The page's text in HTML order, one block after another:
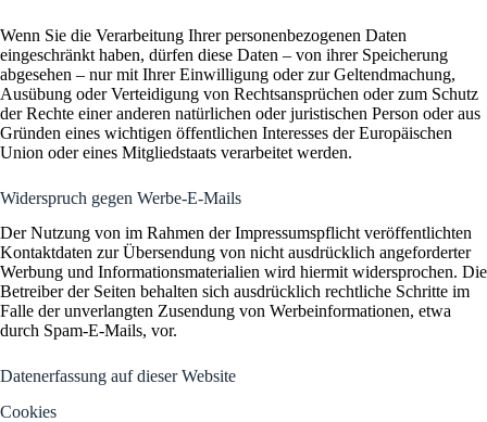
Wenn Sie die Verarbeitung Ihrer personenbezogenen Daten
eingeschränkt haben, dürfen diese Daten – von ihrer Speicherung
abgesehen – nur mit Ihrer Einwilligung oder zur Geltendmachung,
Ausübung oder Verteidigung von Rechtsansprüchen oder zum Schutz
der Rechte einer anderen natürlichen oder juristischen Person oder aus
Gründen eines wichtigen öffentlichen Interesses der Europäischen
Union oder eines Mitgliedstaats verarbeitet werden.
Widerspruch gegen Werbe-E-Mails
Der Nutzung von im Rahmen der Impressumspflicht veröffentlichten
Kontaktdaten zur Übersendung von nicht ausdrücklich angeforderter
Werbung und Informationsmaterialien wird hiermit widersprochen. Die
Betreiber der Seiten behalten sich ausdrücklich rechtliche Schritte im
Falle der unverlangten Zusendung von Werbeinformationen, etwa
durch Spam-E-Mails, vor.
Datenerfassung auf dieser Website
Cookies